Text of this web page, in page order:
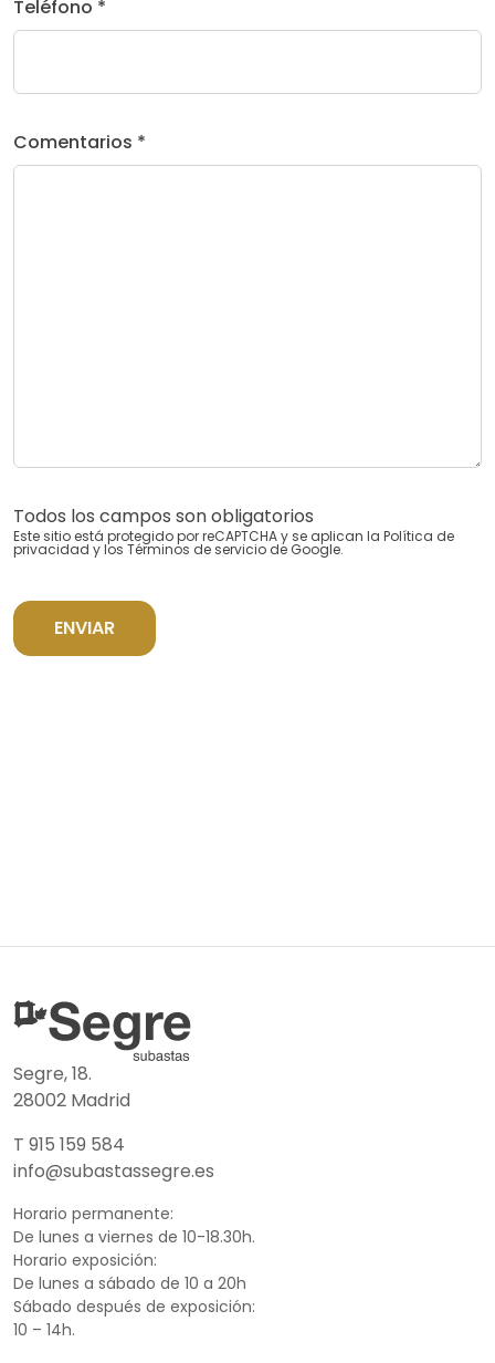
Teléfono *
Comentarios *
Todos los campos son obligatorios
Este sitio está protegido por reCAPTCHA y se aplican la Política de
privacidad y los Términos de servicio de Google.
ENVIAR
Segre, 18.
28002 Madrid
T 915 159 584
info@subastassegre.es
Horario permanente:
De lunes a viernes de 10-18.30h.
Horario exposición:
De lunes a sábado de 10 a 20h
Sábado después de exposición:
10 – 14h.